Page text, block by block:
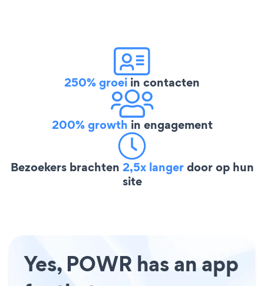
250% groei in contacten
200% growth in engagement
Bezoekers brachten 2,5x langerdoor op hun
site
Yes, POWR has an app